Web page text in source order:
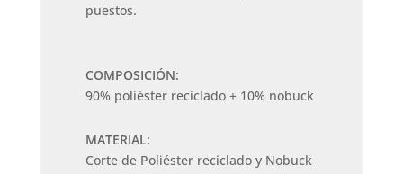
puestos.
COMPOSICIÓN:
90% poliéster reciclado + 10% nobuck
MATERIAL:
Corte de Poliéster reciclado y Nobuck